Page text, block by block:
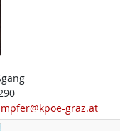
graz.at